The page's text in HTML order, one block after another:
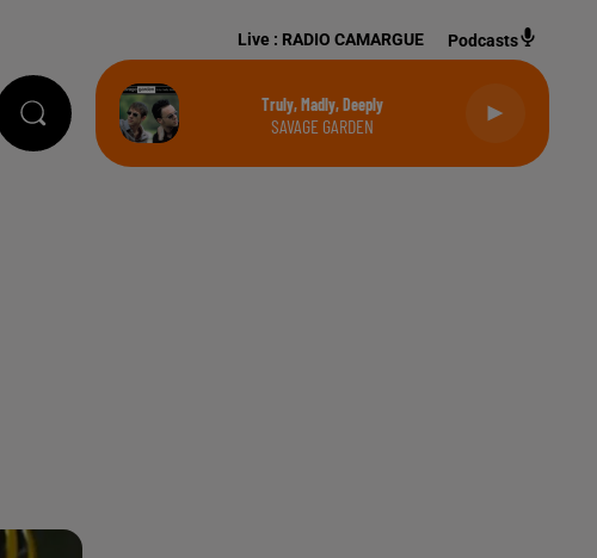
Live : RADIO CAMARGUE Podcasts
Truly, Madly, Deeply
SAVAGE GARDEN